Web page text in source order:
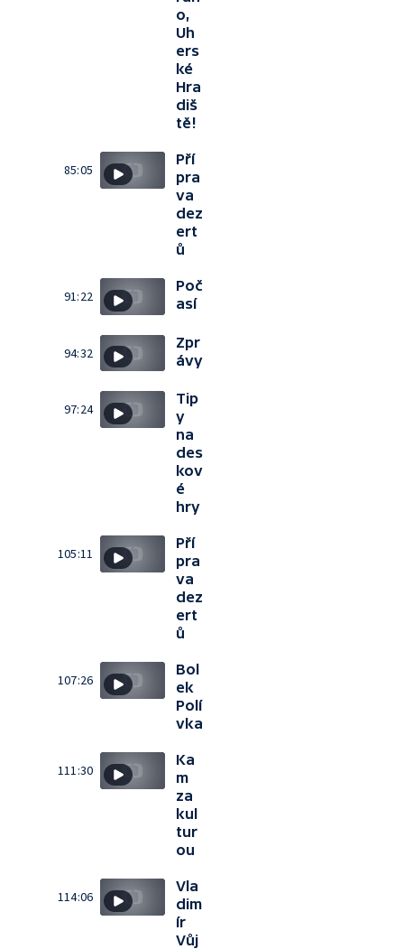
o,
Uh
ers
ké
Hra
diš
tě!
85:05
Pří
pra
va
dez
ert
ů
91:22
Poč
así
94:32
Zpr
ávy
97:24
Tip
y
na
des
kov
é
hry
105:11
Pří
pra
va
dez
ert
ů
107:26
Bol
ek
Polí
vka
111:30
Ka
m
za
kul
tur
ou
114:06
Vla
dim
ír
Vůj